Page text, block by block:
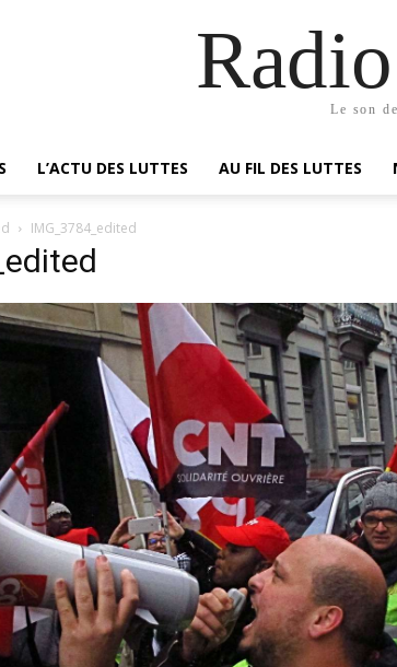
Le son
L’ACTU DES LUTTES AU FIL DES LUTTES
IMG_3784_edited